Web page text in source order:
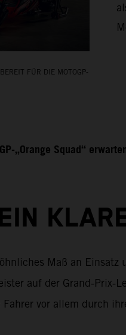
FÜR DIE MOTOGP-
Squad“
Maß an Einsatz
auf der
vor allem durch